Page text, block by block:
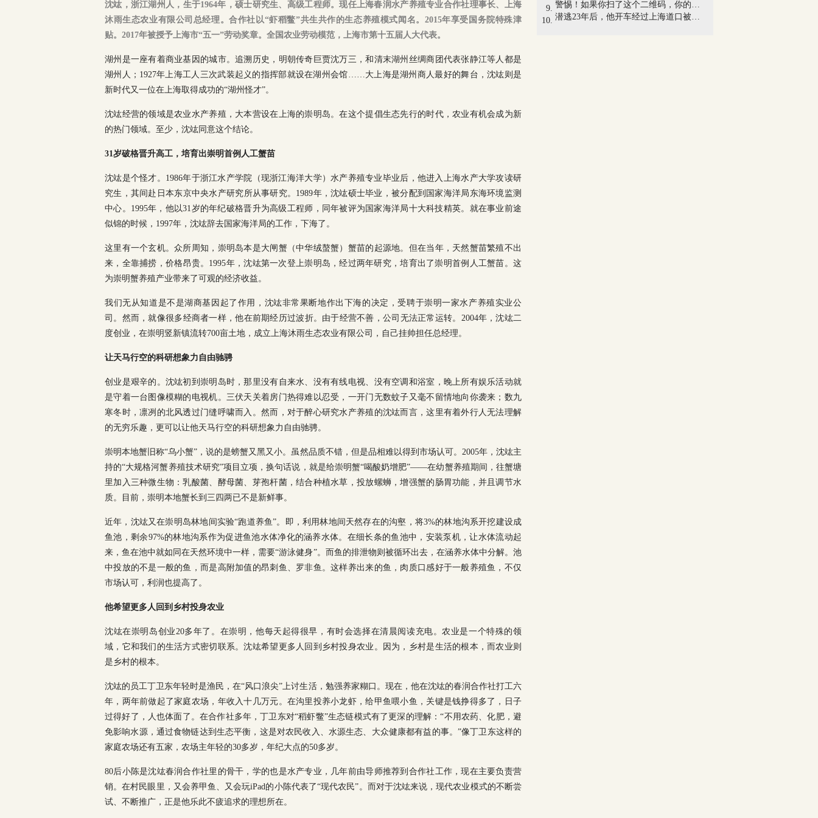
警惕！如果你扫了这个二维码，你的微信就...
潜逃23年后，他开车经过上海道口被抓获
沈竑，浙江湖州人，生于1964年，硕士研究生、高级工程师。现任上海春润水产养殖专业合作社理事长、上海
沐雨生态农业有限公司总经理。合作社以“虾稻鳖”共生共作的生态养殖模式闻名。2015年享受国务院特殊津
贴。2017年被授予上海市“五一”劳动奖章。全国农业劳动模范，上海市第十五届人大代表。
湖州是一座有着商业基因的城市。追溯历史，明朝传奇巨贾沈万三，和清末湖州丝绸商团代表张静江等人都是
湖州人；1927年上海工人三次武装起义的指挥部就设在湖州会馆……大上海是湖州商人最好的舞台，沈竑则是
新时代又一位在上海取得成功的“湖州怪才”。
沈竑经营的领域是农业水产养殖，大本营设在上海的崇明岛。在这个提倡生态先行的时代，农业有机会成为新
的热门领域。至少，沈竑同意这个结论。
31岁破格晋升高工，培育出崇明首例人工蟹苗
沈竑是个怪才。1986年于浙江水产学院（现浙江海洋大学）水产养殖专业毕业后，他进入上海水产大学攻读研
究生，其间赴日本东京中央水产研究所从事研究。1989年，沈竑硕士毕业，被分配到国家海洋局东海环境监测
中心。1995年，他以31岁的年纪破格晋升为高级工程师，同年被评为国家海洋局十大科技精英。就在事业前途
似锦的时候，1997年，沈竑辞去国家海洋局的工作，下海了。
这里有一个玄机。众所周知，崇明岛本是大闸蟹（中华绒螯蟹）蟹苗的起源地。但在当年，天然蟹苗繁殖不出
来，全靠捕捞，价格昂贵。1995年，沈竑第一次登上崇明岛，经过两年研究，培育出了崇明首例人工蟹苗。这
为崇明蟹养殖产业带来了可观的经济收益。
我们无从知道是不是湖商基因起了作用，沈竑非常果断地作出下海的决定，受聘于崇明一家水产养殖实业公
司。然而，就像很多经商者一样，他在前期经历过波折。由于经营不善，公司无法正常运转。2004年，沈竑二
度创业，在崇明竖新镇流转700亩土地，成立上海沐雨生态农业有限公司，自己挂帅担任总经理。
让天马行空的科研想象力自由驰骋
创业是艰辛的。沈竑初到崇明岛时，那里没有自来水、没有有线电视、没有空调和浴室，晚上所有娱乐活动就
是守着一台图像模糊的电视机。三伏天关着房门热得难以忍受，一开门无数蚊子又毫不留情地向你袭来；数九
寒冬时，凛冽的北风透过门缝呼啸而入。然而，对于醉心研究水产养殖的沈竑而言，这里有着外行人无法理解
的无穷乐趣，更可以让他天马行空的科研想象力自由驰骋。
崇明本地蟹旧称“乌小蟹”，说的是螃蟹又黑又小。虽然品质不错，但是品相难以得到市场认可。2005年，沈竑主
持的“大规格河蟹养殖技术研究”项目立项，换句话说，就是给崇明蟹“喝酸奶增肥”——在幼蟹养殖期间，往蟹塘
里加入三种微生物：乳酸菌、酵母菌、芽孢杆菌，结合种植水草，投放螺蛳，增强蟹的肠胃功能，并且调节水
质。目前，崇明本地蟹长到三四两已不是新鲜事。
近年，沈竑又在崇明岛林地间实验“跑道养鱼”。即，利用林地间天然存在的沟壑，将3%的林地沟系开挖建设成
鱼池，剩余97%的林地沟系作为促进鱼池水体净化的涵养水体。在细长条的鱼池中，安装泵机，让水体流动起
来，鱼在池中就如同在天然环境中一样，需要“游泳健身”。而鱼的排泄物则被循环出去，在涵养水体中分解。池
中投放的不是一般的鱼，而是高附加值的昂刺鱼、罗非鱼。这样养出来的鱼，肉质口感好于一般养殖鱼，不仅
市场认可，利润也提高了。
他希望更多人回到乡村投身农业
沈竑在崇明岛创业20多年了。在崇明，他每天起得很早，有时会选择在清晨阅读充电。农业是一个特殊的领
域，它和我们的生活方式密切联系。沈竑希望更多人回到乡村投身农业。因为，乡村是生活的根本，而农业则
是乡村的根本。
沈竑的员工丁卫东年轻时是渔民，在“风口浪尖”上讨生活，勉强养家糊口。现在，他在沈竑的春润合作社打工六
年，两年前做起了家庭农场，年收入十几万元。在沟里投养小龙虾，给甲鱼喂小鱼，关键是钱挣得多了，日子
过得好了，人也体面了。在合作社多年，丁卫东对“稻虾鳖”生态链模式有了更深的理解：“不用农药、化肥，避
免影响水源，通过食物链达到生态平衡，这是对农民收入、水源生态、大众健康都有益的事。”像丁卫东这样的
家庭农场还有五家，农场主年轻的30多岁，年纪大点的50多岁。
80后小陈是沈竑春润合作社里的骨干，学的也是水产专业，几年前由导师推荐到合作社工作，现在主要负责营
销。在村民眼里，又会养甲鱼、又会玩iPad的小陈代表了“现代农民”。而对于沈竑来说，现代农业模式的不断尝
试、不断推广，正是他乐此不疲追求的理想所在。